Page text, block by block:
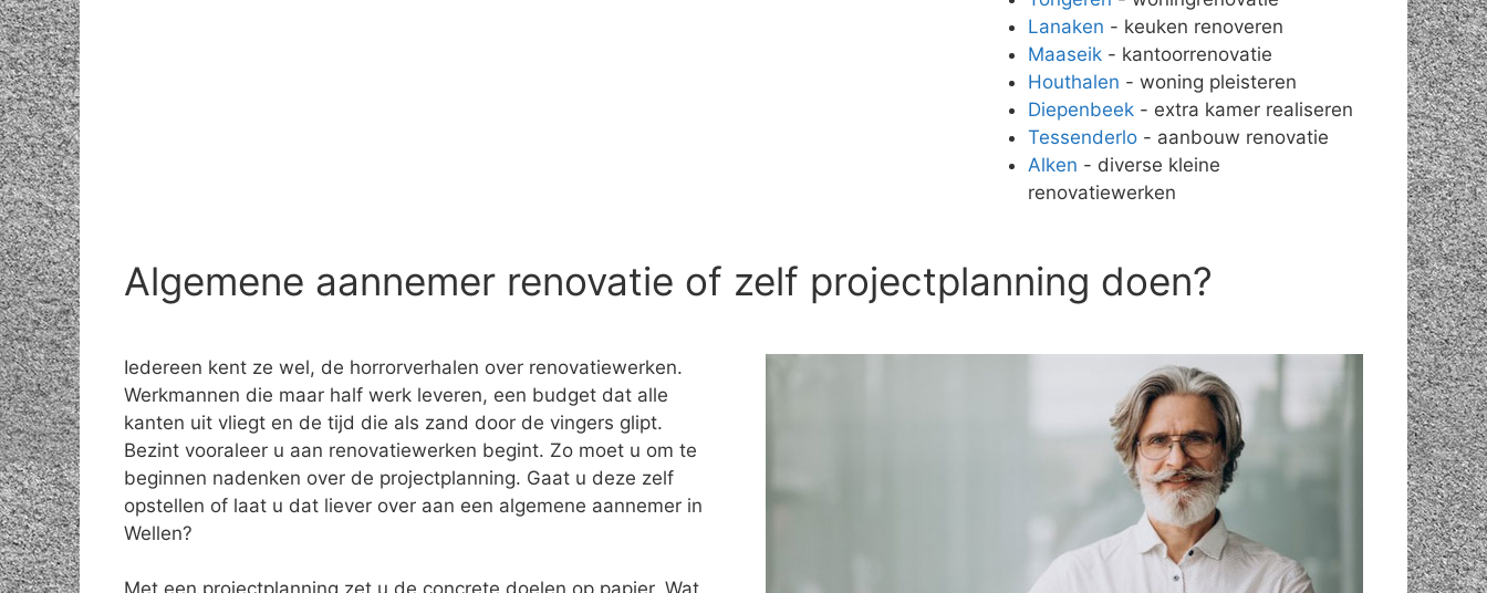
Lanaken - keuken renoveren
Maaseik- kantoorrenovatie
Houthalen - woning pleisteren
Diepenbeek- extra kamer realiseren
Tessenderlo- aanbouw renovatie
Alken - diverse kleine
renovatiewerken
Algemene aannemer renovatie of zelf projectplanning doen?
Iedereen kent ze wel, de horrorverhalen over renovatiewerken.
Werkmannen die maar half werk leveren, een budget dat alle
kanten uit vliegt en de tijd die als zand door de vingers glipt.
Bezint vooraleer u aan renovatiewerken begint. Zo moet u om te
beginnen nadenken over de projectplanning. Gaat u deze zelf
opstellen of laat u dat liever over aan een algemene aannemer in
Wellen?
Met een projectplanning zet u de concrete doelen op papier. Wat